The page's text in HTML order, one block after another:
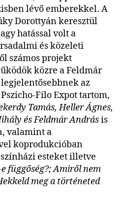
lévő emberekkel. A
Dorottyán keresztül
hatással volt a
és közeleti
számos projekt
közre a Feldmár
az
Filo Expot tartom,
Tamás, Heller Ágnes,
és Feldmár Andrásis
valamint a
koprodukcióban
esteket illetve
függőség?; Amiről nem
meg a történeted